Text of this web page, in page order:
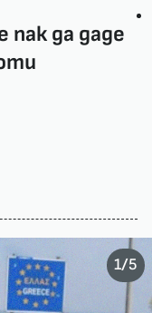
пак да даде
1/5